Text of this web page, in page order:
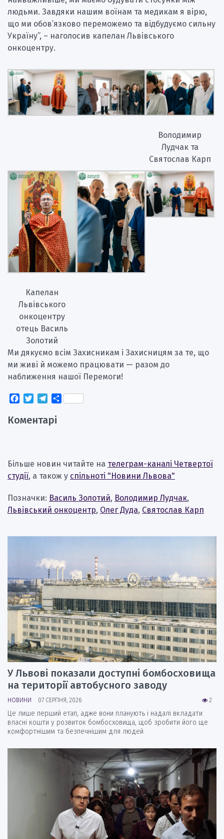
людьми. Завдяки нашим воїнам та медикам я вірю,
що ми обов’язково переможемо та відбудуємо сильну
Україну”, – наголосив капелан Львівського
онкоцентру.
Володимир
Лудчак та
Святослав Карп
Капелан
Львівського
онкоцентру
отець Василь
Золотий
Ми дякуємо всім Захисникам і Захисницям за те, що
ми живі й можемо працювати — разом до
наближення нашої Перемоги!
Facebook
TwitterTelegram
Поділитися
Коментарі
Більше новин читайте на телеграм-каналі Четвертої
студії, а також у спільноті "Новини Львова"
Позначки: Василь Золотий, Володимир Лудчак,
Львівський онкоцентр, Олег Дуда, Святослав Карп
У Львові показали доступні бомбосховища
на території автобусного заводу
2
НОВИНИ 07 СЕРПНЯ, 2026
Це лише перший етап, адже вони планують і надалі вкладати
власні кошти у розвиток бомбосховища, щоб зробити його ще
комфортнішим та безпечнішим для людей